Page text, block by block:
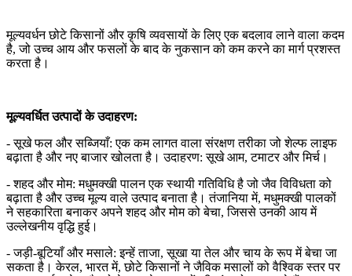
मूल्यवर्धन छोटे किसानों और कृषि व्यवसायों के लिए एक बदलाव लाने वाला कदम
है, जो उच्च आय और फसलों के बाद के नुकसान को कम करने का मार्ग प्रशस्त
करता है।
मूल्यवर्धित उत्पादों के उदाहरण:
- सूखे फल और सब्जियाँ: एक कम लागत वाला संरक्षण तरीका जो शेल्फ लाइफ
बढ़ाता है और नए बाजार खोलता है। उदाहरण: सूखे आम, टमाटर और मिर्च।
- शहद और मोम: मधुमक्खी पालन एक स्थायी गतिविधि है जो जैव विविधता को
बढ़ाता है और उच्च मूल्य वाले उत्पाद बनाता है। तंजानिया में, मधुमक्खी पालकों
ने सहकारिता बनाकर अपने शहद और मोम को बेचा, जिससे उनकी आय में
उल्लेखनीय वृद्धि हुई।
- जड़ी-बूटियाँ और मसाले: इन्हें ताजा, सूखा या तेल और चाय के रूप में बेचा जा
सकता है। केरल, भारत में, छोटे किसानों ने जैविक मसालों को वैश्विक स्तर पर